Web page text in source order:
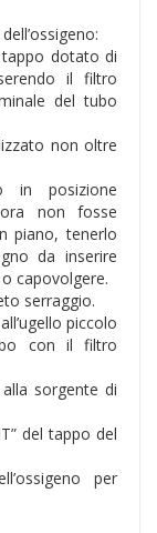
tappo dotato di
il filtro
del tubo
non oltre
in posizione
non fosse
piano, tenerlo
da inserire
capovolgere.
serraggio.
piccolo
con il filtro
sorgente di
del tappo del
per